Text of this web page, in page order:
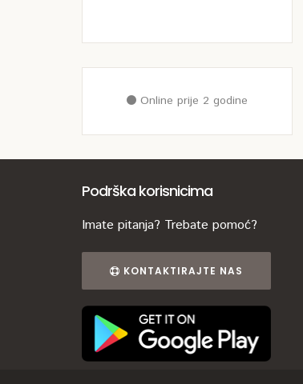
Online prije 2 godine
Podrška korisnicima
Imate pitanja? Trebate pomoć?
KONTAKTIRAJTE NAS